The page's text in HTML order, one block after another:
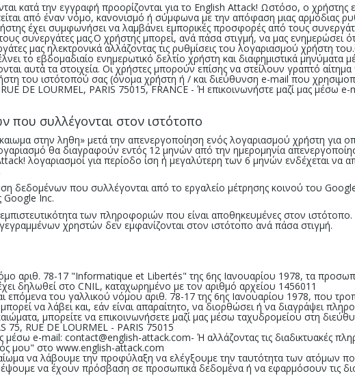
κατά την εγγραφή προορίζονται για το English Attack! Ωστόσο, ο χρήστης
από έναν νόμο, κανονισμό ή σύμφωνα με την απόφαση μιας αρμόδιας
έχει συμφωνήσει να λαμβάνει εμπορικές προσφορές από τους
συνεργάτες μας.Ο χρήστης μπορεί, ανά πάσα στιγμή, να μας ενημερώσει
μας ηλεκτρονικά αλλάζοντας τις ρυθμίσεις του λογαριασμού χρήστη
το εβδομαδιαίο ενημερωτικό δελτίο χρήστη και διαφημιστικά
αυτά τα στοιχεία. Οι χρήστες μπορούν επίσης να στείλουν γραπτό
του ιστότοπού σας (όνομα χρήστη ή / και διεύθυνση e-mail που
DE LOURMEL, PARIS 75015, FRANCE - Ή επικοινωνήστε μαζί μας μέσω e-
που συλλέγονται στον ιστότοπο
στην ληθη» μετά την απενεργοποίηση ενός λογαριασμού χρήστη για
θα διαγραφούν εντός 12 μηνών από την ημερομηνία
λογαριασμοί για περίοδο ίση ή μεγαλύτερη των 6 μηνών ενδέχεται να
δεδομένων που συλλέγονται από το εργαλείο μέτρησης κοινού του
Google Inc.
των πληροφοριών που είναι αποθηκευμένες στον
χρηστών δεν εμφανίζονται στον ιστότοπο ανά πάσα στιγμή.
αριθ. 78-17 "Informatique et Libertés" της 6ης Ιανουαρίου 1978, τα
δηλωθεί στο CNIL, καταχωρημένο με τον αριθμό αρχείου 1456011
του γαλλικού νόμου αριθ. 78-17 της 6ης Ιανουαρίου 1978, που
να λάβει και, εάν είναι απαραίτητο, να διορθώσει ή να διαγράψει
μπορείτε να επικοινωνήσετε μαζί μας μέσω ταχυδρομείου στη
75, RUE DE LOURMEL - PARIS 75015
μέσω e-mail: contact@english-attack.com- Ή αλλάζοντας τις διαδικτυακές
μου" στο www.english-attack.com
να λάβουμε την προφύλαξη να ελέγξουμε την ταυτότητα των ατόμων
να έχουν πρόσβαση σε προσωπικά δεδομένα ή να εφαρμόσουν τις